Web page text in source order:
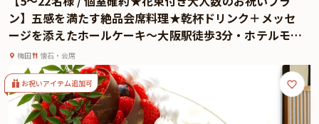
美しく、祝宴に相応しい、贅沢な美食体験になることでしょう。
さらに特典として、花束とちゃんちゃんこの貸出無料サービスをご用意してお
ります。ホテル内レストランならではの心温まるおもてなしと共に、思い出に
残る素敵な日になることをお約束いたします。
★ご長寿のお祝いに相応しいオプション★
「隨縁亭」のご長寿お祝いプランでは、オプションとして、ホテル内写真室で
の記念撮影を承っております。また、Anny限定のギフトや花束、メッセージカ
ードをお付けすることができます。メッセージカードは着席時に、ギフトはデ
ン】五感を満たす絶品会席料理★乾杯ドリンク＋メッセ
ージを添えたホールケーキ〜大阪駅徒歩3分・ホテルモン
トレ大阪
梅田 懐石・会席
お祝いアイテム追加可